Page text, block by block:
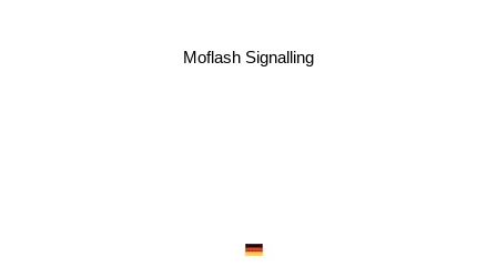
Moflash Signalling